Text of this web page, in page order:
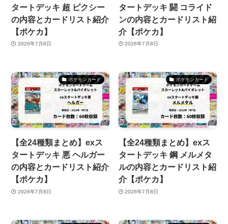
タートデッキ 超 ピクシー
の内容とカードリスト紹介
【ポケカ】
2026年7月8日
タートデッキ 闘 コライド
ンの内容とカードリスト紹
介【ポケカ】
2026年7月8日
ポケモンカード
【全24種類まとめ】exス
タートデッキ 悪 ヘルガー
の内容とカードリスト紹介
【ポケカ】
2026年7月8日
ポケモンカード
【全24種類まとめ】exス
タートデッキ 鋼 メルメタ
ルの内容とカードリスト紹
介【ポケカ】
2026年7月8日